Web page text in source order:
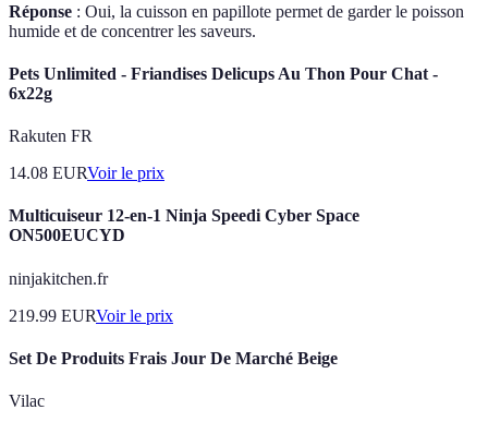
Réponse : Oui, la cuisson en papillote permet de garder le poisson
humide et de concentrer les saveurs.
Pets Unlimited - Friandises Delicups Au Thon Pour Chat -
6x22g
Rakuten FR
14.08 EURVoir le prix
Multicuiseur 12-en-1 Ninja Speedi Cyber Space
ON500EUCYD
ninjakitchen.fr
219.99 EURVoir le prix
Set De Produits Frais Jour De Marché Beige
Vilac